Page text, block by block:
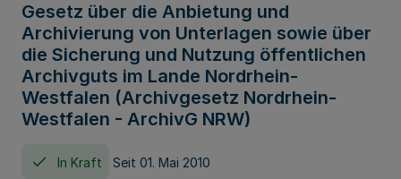
Gesetz über die Anbietung und
Archivierung von Unterlagen sowie über
die Sicherung und Nutzung öffentlichen
Archivguts im Lande Nordrhein-
Westfalen (Archivgesetz Nordrhein-
Westfalen - ArchivG NRW)
In Kraft Seit 01. Mai 2010